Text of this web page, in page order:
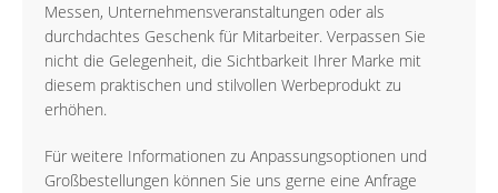
Messen, Unternehmensveranstaltungen oder als
durchdachtes Geschenk für Mitarbeiter. Verpassen Sie
nicht die Gelegenheit, die Sichtbarkeit Ihrer Marke mit
diesem praktischen und stilvollen Werbeprodukt zu
erhöhen.
Für weitere Informationen zu Anpassungsoptionen und
Großbestellungen können Sie uns gerne eine Anfrage